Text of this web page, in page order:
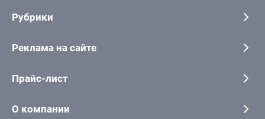
Рубрики
Реклама на сайте
Прайс-лист
О компании